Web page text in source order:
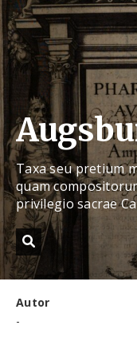
Taxa seu pretium
quam
privilegio sacrae
Autor
-